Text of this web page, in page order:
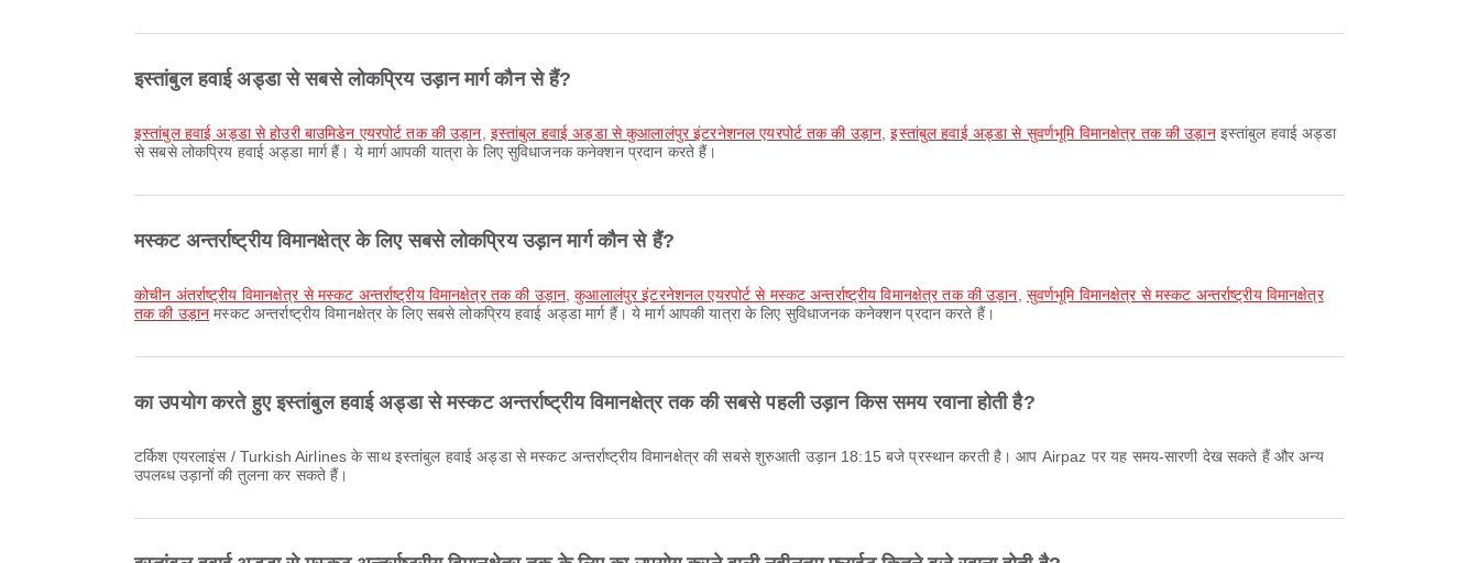
इस्तांबुल हवाई अड्डा से सबसे लोकप्रिय उड़ान मार्ग कौन से हैं?
इस्तांबुल हवाई अड्डा से होउरी बाउमिडेन एयरपोर्ट तक की उड़ान इस्तांबुल हवाई अड्डा से कुआलालंपुर इंटरनेशनल एयरपोर्ट तक की उड़ान ,इस्तांबुल हवाई अड्डा से सुवर्णभूमि विमानक्षेत्र तक की उड़ानइस्तांबुल हवाई अड्डा
से सबसे लोकप्रिय हवाई अड्डा मार्ग हैं। ये मार्ग आपकी यात्रा के लिए सुविधाजनक कनेक्शन प्रदान करते हैं।
मस्कट अन्तर्राष्ट्रीय विमानक्षेत्र के लिए सबसे लोकप्रिय उड़ान मार्ग कौन से हैं?
कोचीन अंतर्राष्ट्रीय विमानक्षेत्र से मस्कट अन्तर्राष्ट्रीय विमानक्षेत्र तक की उड़ान ,कुआलालंपुर इंटरनेशनल एयरपोर्ट से मस्कट अन्तर्राष्ट्रीय विमानक्षेत्र तक की उड़ान सुवर्णभूमि विमानक्षेत्र से मस्कट अन्तर्राष्ट्रीय विमानक्षेत्र
तक की उड़ान मस्कट अन्तर्राष्ट्रीय विमानक्षेत्र के लिए सबसे लोकप्रिय हवाई अड्डा मार्ग हैं। ये मार्ग आपकी यात्रा के लिए सुविधाजनक कनेक्शन प्रदान करते हैं।
का उपयोग करते हुए इस्तांबुल हवाई अड्डा से मस्कट अन्तर्राष्ट्रीय विमानक्षेत्र तक की सबसे पहली उड़ान किस समय रवाना होती है?
टर्किश एयरलाइंस / Turkish Airlines के साथ इस्तांबुल हवाई अड्डा से मस्कट अन्तर्राष्ट्रीय विमानक्षेत्र की सबसे शुरुआती उड़ान 18:15 बजे प्रस्थान करती है। आप Airpaz पर यह समय-सारणी देख सकते हैं और अन्य
उपलब्ध उड़ानों की तुलना कर सकते हैं।